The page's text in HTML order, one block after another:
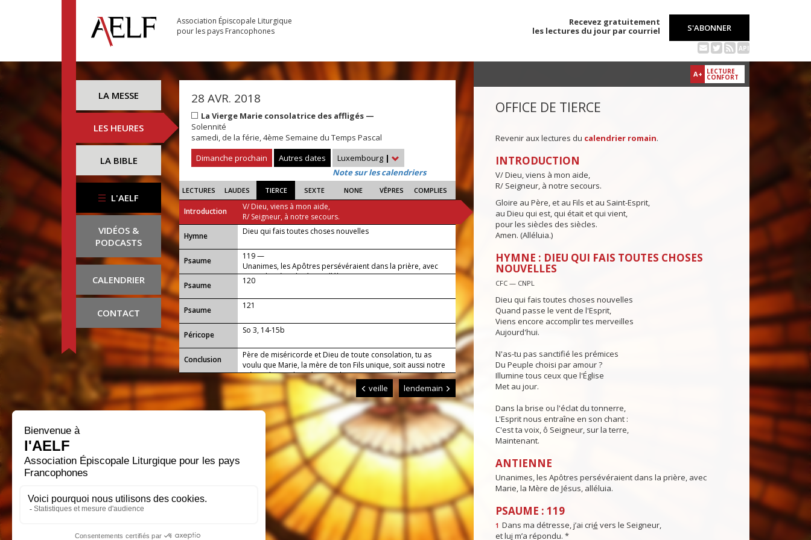
Association Épiscopale Liturgique
pour les pays Francophones
Recevez gratuitement
les lectures du jour par courriel
S'ABONNER
API
LA MESSE
LES HEURES
LA BIBLE
L'AELF
VIDÉOS &
PODCASTS
CALENDRIER
CONTACT
28 AVR. 2018
La Vierge Marie consolatrice des affligés —
Solennité
samedi, de la férie, 4ème Semaine du Temps Pascal
Dimanche prochain
Autres dates Luxembourg |
Note sur les calendriers
LECTURES LAUDES TIERCE SEXTE NONE VÊPRES COMPLIES
Introduction
V/ Dieu, viens à mon aide,
R/ Seigneur, à notre secours.
...
Hymne Dieu qui fais toutes choses nouvelles
Psaume
119 —
Unanimes, les Apôtres persévéraient dans la prière, avec
Marie, la Mère de Jésus, alléluia.
Psaume
120
Psaume 121
Péricope So 3, 14-15b
Conclusion
Père de miséricorde et Dieu de toute consolation, tu as
voulu que Marie, la mère de ton Fils unique, soit aussi notre
mère ; dans ta bonté, accorde-nous, puisqu’elle nous garde
et nous protège, le réconfort de sa consolation.
veille lendemain
A+ LECTURE
CONFORT
OFFICE DE TIERCE
Revenir aux lectures du calendrier romain.
INTRODUCTION
V/ Dieu, viens à mon aide,
R/ Seigneur, à notre secours.
Gloire au Père, et au Fils et au Saint-Esprit,
au Dieu qui est, qui était et qui vient,
pour les siècles des siècles.
Amen. (Alléluia.)
HYMNE : DIEU QUI FAIS TOUTES CHOSES
NOUVELLES
CFC — CNPL
Dieu qui fais toutes choses nouvelles
Quand passe le vent de l'Esprit,
Viens encore accomplir tes merveilles
Aujourd'hui.
N'as-tu pas sanctifié les prémices
Du Peuple choisi par amour ?
Illumine tous ceux que l'Église
Met au jour.
Dans la brise ou l'éclat du tonnerre,
L'Esprit nous entraîne en son chant :
C'est ta voix, ô Seigneur, sur la terre,
Maintenant.
ANTIENNE
Unanimes, les Apôtres persévéraient dans la prière, avec
Marie, la Mère de Jésus, alléluia.
PSAUME : 119
1 Dans ma détresse, j’ai crié vers le Seigneur,
et lui m’a répondu. *